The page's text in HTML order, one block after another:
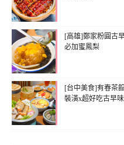
[高雄]鄭家粉圓古
必加蜜鳳梨
[台中美食]有春茶
裝潢x超好吃古早